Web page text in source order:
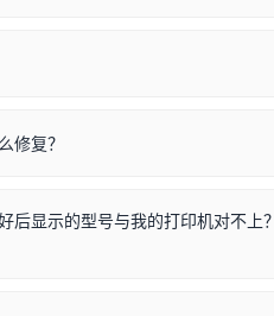
前电脑系统相兼容的驱动已安装成
个绿色对勾，直接关闭窗口去打印
部分新版 Windows 系统（如
Win11 系统不再默认兼容，而非
需长期关闭系统安全校验。）
；
管理器中点击【扫描检测硬件改动
修复？
口或外接拓展坞；
后显示的型号与我的打印机对不上